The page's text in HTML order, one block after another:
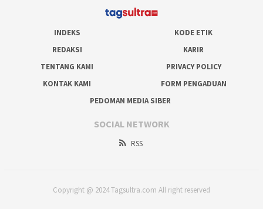
INDEKS
KODE ETIK
REDAKSI
KARIR
TENTANG KAMI
PRIVACY POLICY
KONTAK KAMI
FORM PENGADUAN
PEDOMAN MEDIA SIBER
SOCIAL NETWORK
RSS
Copyright @ 2024 Tagsultra.com All right reserved